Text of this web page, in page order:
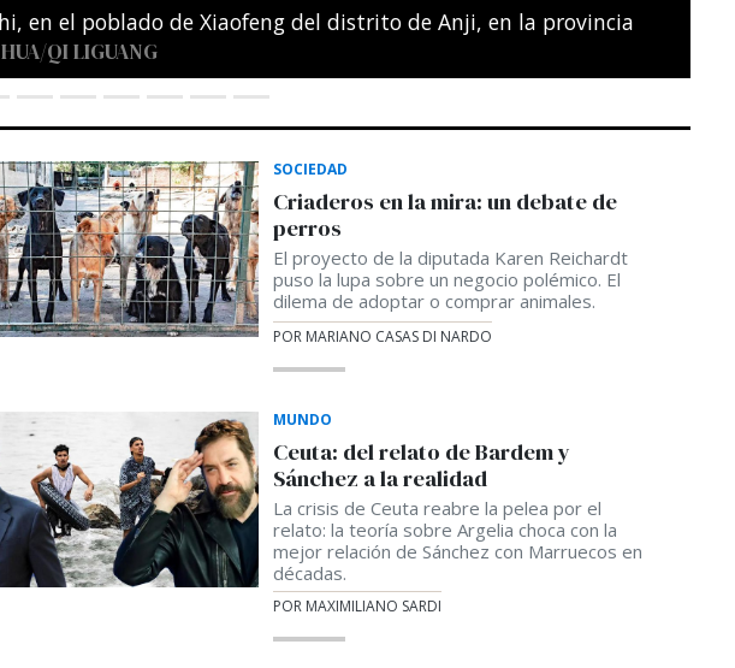
la policía keniana sostienen sus fotos y pancartas frente al
extrajudiciales en Nairobi.
SOCIEDAD
Criaderos en la mira: un debate de
perros
El proyecto de la diputada Karen Reichardt
puso la lupa sobre un negocio polémico. El
dilema de adoptar o comprar animales.
POR MARIANO CASAS DI NARDO
MUNDO
Ceuta: del relato de Bardem y
Sánchez a la realidad
La crisis de Ceuta reabre la pelea por el
relato: la teoría sobre Argelia choca con la
mejor relación de Sánchez con Marruecos en
décadas.
POR MAXIMILIANO SARDI